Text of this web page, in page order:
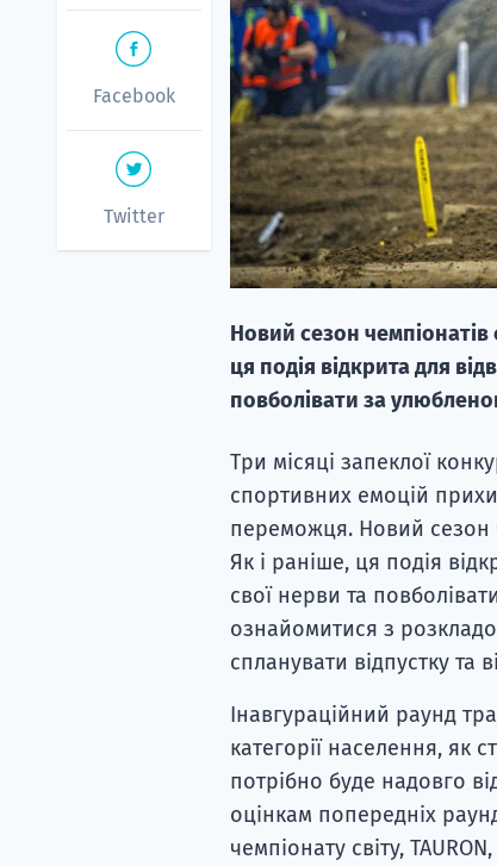
Facebook
Twitter
Новий сезон чемпіонатів
ця подія відкрита для
повболівати за
Три місяці запеклої
спортивних емоцій
переможця. Новий сезон
Як і раніше, ця подія
свої нерви та
ознайомитися з
спланувати відпустку
Інавгураційний раунд
категорії населення, як
потрібно буде надовго
оцінкам попередніх
чемпіонату світу,